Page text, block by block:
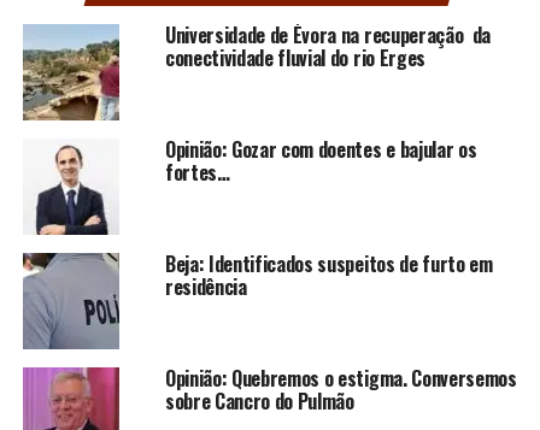
Universidade de Évora na recuperação da
conectividade fluvial do rio Erges
Opinião: Gozar com doentes e bajular os
fortes…
Beja: Identificados suspeitos de furto em
residência
Opinião: Quebremos o estigma. Conversemos
sobre Cancro do Pulmão